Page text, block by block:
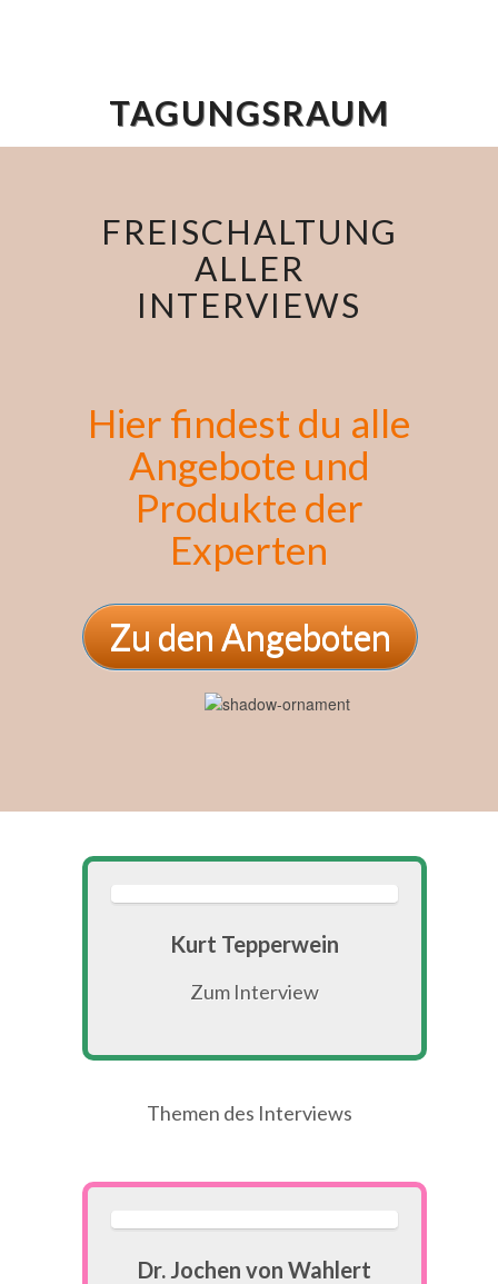
TAGUNGSRAUM
FREISCHALTUNG
ALLER
INTERVIEWS
Hier findest du alle
Angebote und
Produkte der
Experten
Zu den Angeboten
Kurt Tepperwein
Zum Interview
Themen des Interviews
Dr. Jochen von Wahlert